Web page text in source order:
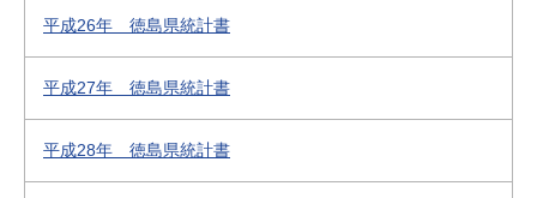
平成26年 徳島県統計書
平成27年 徳島県統計書
平成28年 徳島県統計書